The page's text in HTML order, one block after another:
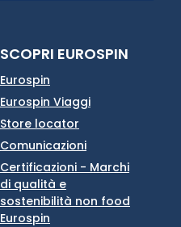
SCOPRI EUROSPIN
Eurospin
Eurospin Viaggi
Store locator
Comunicazioni
Certificazioni - Marchi
di qualità e
sostenibilità non food
Eurospin